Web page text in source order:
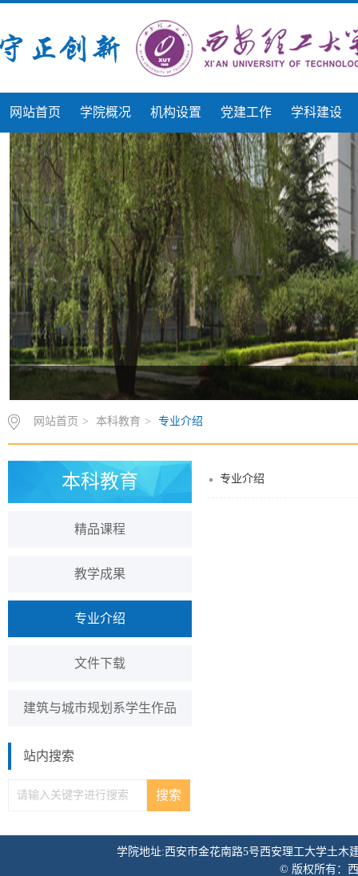
网站首页 学院概况 机构设置 党建工作 学科建设
网站首页 > 本科教育 > 专业介绍
本科教育
精品课程
教学成果
专业介绍
文件下载
建筑与城市规划系学生作品
站内搜索
专业介绍
学院地址:西安市金花南路5号西安理工大学土木
© 版权所有：